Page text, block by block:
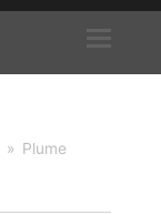
» Plume